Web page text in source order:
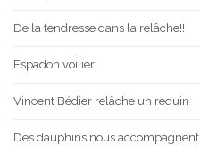
De la tendresse dans la relâche!!
Espadon voilier
Vincent Bédier relâche un requin
Des dauphins nous accompagnent